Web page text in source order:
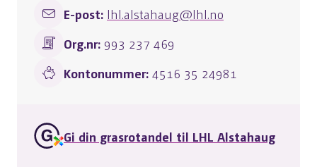
E-post: lhl.alstahaug@lhl.no
Org.nr: 993 237 469
Kontonummer: 4516 35 24981
Gi din grasrotandel til LHL Alstahaug